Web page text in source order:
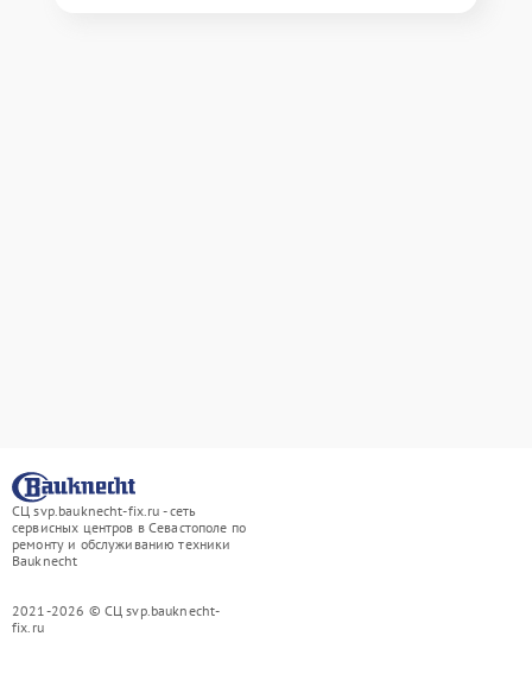
СЦ svp.bauknecht-fix.ru - сеть
сервисных центров в Севастополе по
ремонту и обслуживанию техники
Bauknecht
2021-2026 © СЦ svp.bauknecht-
fix.ru